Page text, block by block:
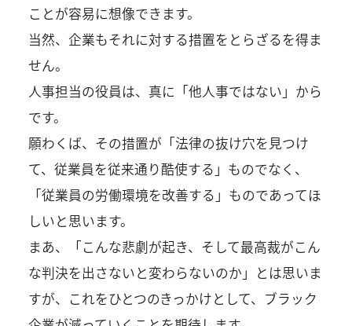
ことが容易に想像できます。
当然、企業もそれに対する措置をとらざるを得ま
せん。
人事担当の役員は、真に「他人事ではない」から
です。
願わくば、その措置が「法律の抜け穴を見つけ
て、従業員を従来通り酷使する」ものでなく、
「従業員の労働環境を改善する」ものであってほ
しいと思います。
まあ、「こんな悲劇が起き、そして最高裁がこん
な判決を出さないと変わらないのか」とは思いま
すが、これをひとつのきっかけとして、ブラック